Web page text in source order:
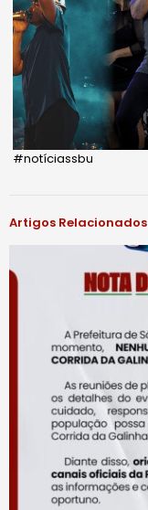
#notíciassbu
Artigos Relacionados